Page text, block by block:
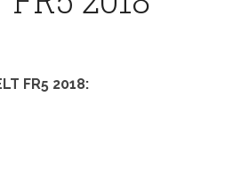
FR5 2018: